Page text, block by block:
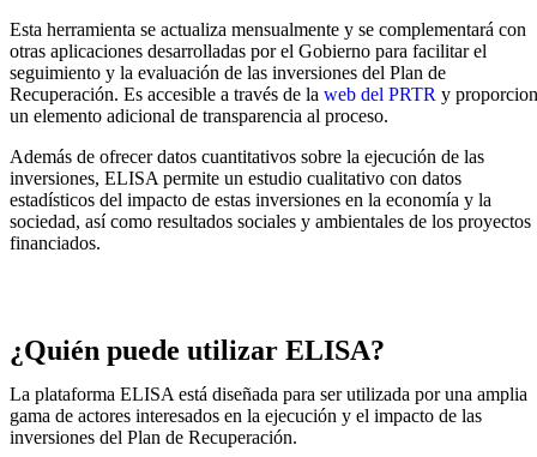
Esta herramienta se actualiza mensualmente y se complementará con
otras aplicaciones desarrolladas por el Gobierno para facilitar el
seguimiento y la evaluación de las inversiones del Plan de
Recuperación. Es accesible a través de la web del PRTR y
un elemento adicional de transparencia al proceso.
Además de ofrecer datos cuantitativos sobre la ejecución de las
inversiones, ELISA permite un estudio cualitativo con datos
estadísticos del impacto de estas inversiones en la economía y la
sociedad, así como resultados sociales y ambientales de los proyectos
financiados.
¿Quién puede utilizar ELISA?
La plataforma ELISA está diseñada para ser utilizada por una amplia
gama de actores interesados en la ejecución y el impacto de las
inversiones del Plan de Recuperación.